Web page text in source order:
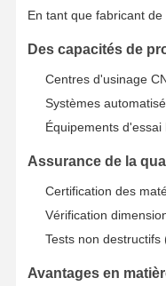
En tant que fabricant
Des capacités de
Centres d'usinage
Systèmes
Équipements
Assurance de la
Certification des
Vérification
Tests non
Avantages en